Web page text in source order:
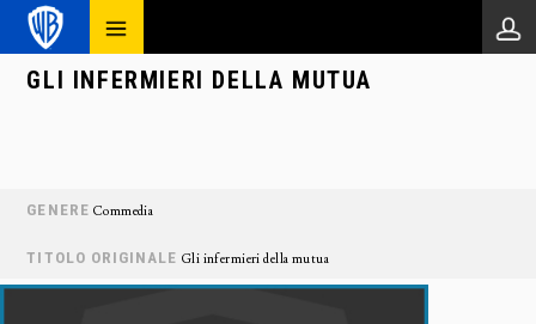
GLI INFERMIERI DELLA MUTUA
GENERE Commedia
TITOLO ORIGINALE Gli infermieri della mutua